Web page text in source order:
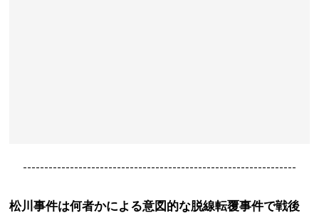
----------------------------------------------------------------
松川事件は何者かによる意図的な脱線転覆事件で戦後